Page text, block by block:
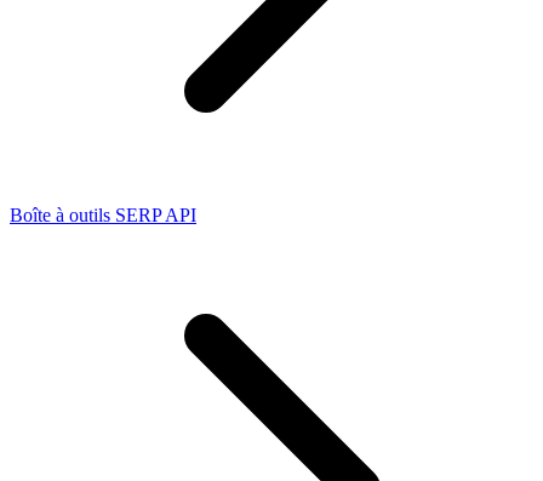
Boîte à outils SERP API